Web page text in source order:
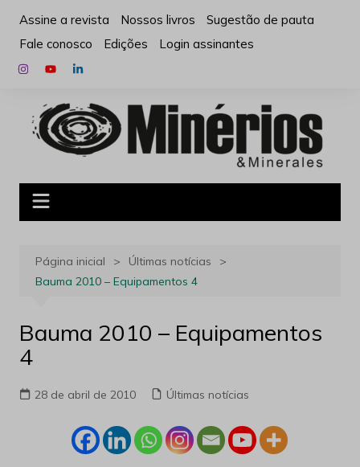
para
conteúdo
Assine a revista Nossos livros
Sugestão de pauta
Fale conosco
Edições Login assinantes
Página inicial
Últimas notícias
Bauma 2010 – Equipamentos 4
Bauma 2010 – Equipamentos
4
28 de abril de 2010 Últimas notícias